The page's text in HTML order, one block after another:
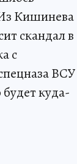
Кишинева
скандал в
с
ВСУ
куда-